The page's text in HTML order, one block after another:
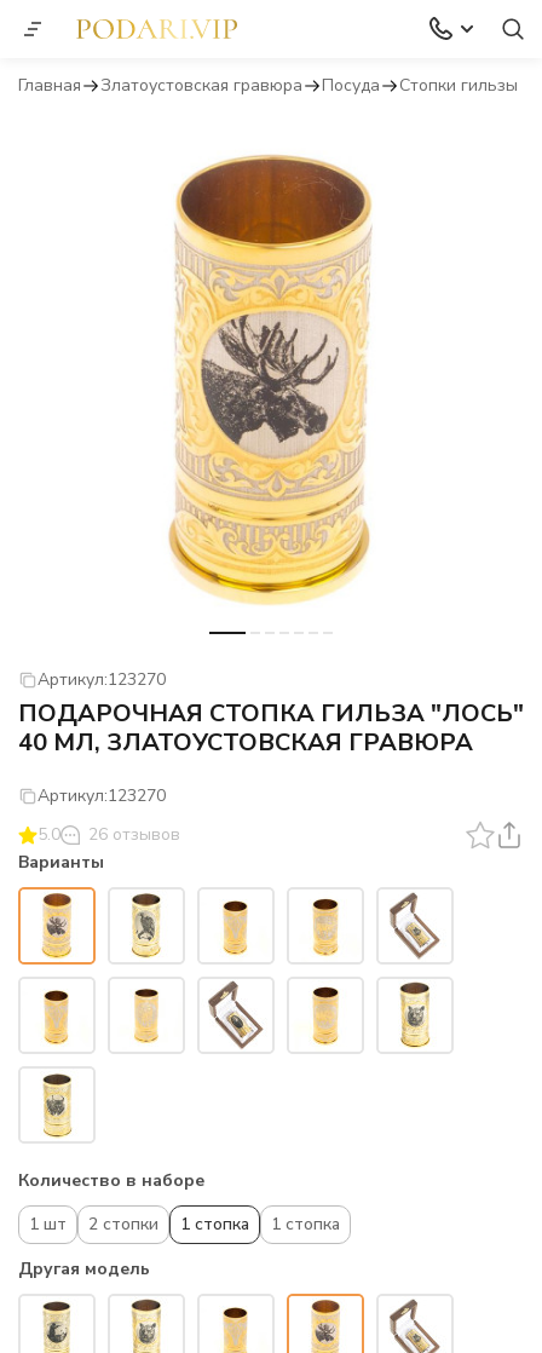
Главная Златоустовская гравюра Посуда Стопки гильзы
Артикул:123270
ПОДАРОЧНАЯ СТОПКА ГИЛЬЗА "ЛОСЬ"
40 МЛ, ЗЛАТОУСТОВСКАЯ ГРАВЮРА
Артикул:123270
5.0
26 отзывов
Варианты
Количество в наборе
1 шт
2 стопки 1 стопка
1 стопка
Другая модель